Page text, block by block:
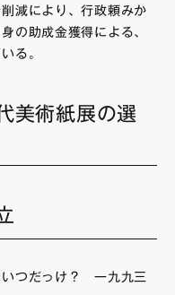
減により、行政頼みか
の助成金獲得による、
る。
美術紙展の選
つだっけ？ 一九九三